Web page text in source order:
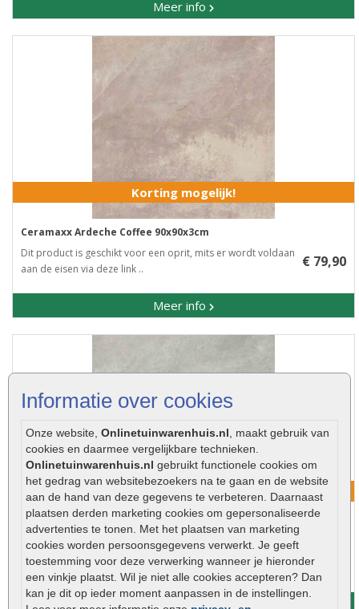
Informatie over cookies
Onze website, Onlinetuinwarenhuis.nl , maakt gebruik van
cookies en daarmee vergelijkbare technieken.
Onlinetuinwarenhuis.nl gebruikt functionele cookies om
het gedrag van websitebezoekers na te gaan en de website
aan de hand van deze gegevens te verbeteren. Daarnaast
plaatsen derden marketing cookies om gepersonaliseerde
advertenties te tonen. Met het plaatsen van marketing
cookies worden persoonsgegevens verwerkt. Je geeft
toestemming voor deze verwerking wanneer je hieronder
een vinkje plaatst. Wil je niet alle cookies accepteren? Dan
kan je dit op ieder moment aanpassen in de instellingen.
Meer info
Korting mogelijk!
Ceramaxx Ardeche Coffee 90x90x3cm
Dit product is geschikt voor een oprit, mits er wordt voldaan
aan de eisen via deze link ..
Meer info
€ 79,90
Korting mogelijk!
Ceramaxx Ardeche Grey 60x60x3cm
Ceramaxx Ardeche Grey 60x60x3cm Dit product is geschikt
voor een oprit, mits er wordt voldaan a..
Meer info
€ 63,90